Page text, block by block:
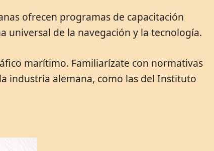
ofrecen programas de capacitación
universal de la navegación y la tecnología.
marítimo. Familiarízate con normativas
industria alemana, como las del Instituto